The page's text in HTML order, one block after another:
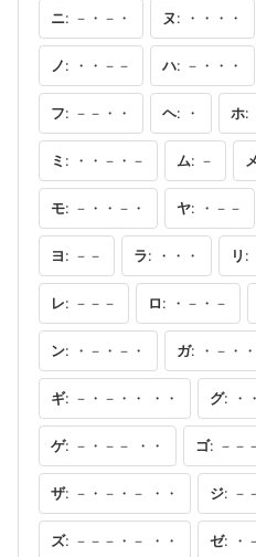
ニ: －・－・ ヌ: ・・・・
ノ: ・・－－ ハ: －・・・
フ: －－・・ ヘ: ・ ホ:
ミ : ・・－・－ ム: － メ
モ: －・・－・ ヤ: ・－－
ヨ: －－ ラ: ・・・ リ :
レ: －－－ ロ: ・－・－
ン: ・－・－・ ガ: ・－・
ギ: －・－・・ ・・ グ: ・
ゲ: －・－－ ・・ ゴ: －－
ザ: －・－・－ ・・ ジ: －
ズ: －－－・－ ・・ ゼ: ・